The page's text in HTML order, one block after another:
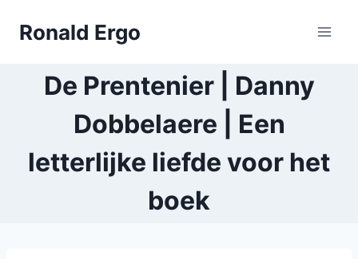
naarRonald Ergo
De Prentenier | Danny
Dobbelaere | Een
letterlijke liefde voor het
boek